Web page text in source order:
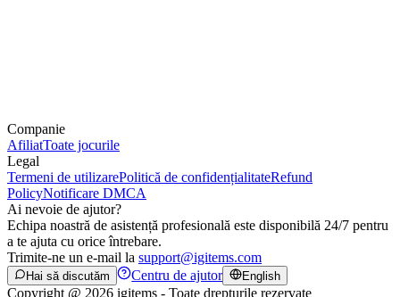
Companie
AfiliatToate jocurile
Legal
Termeni de utilizarePolitică de confidențialitateRefund
PolicyNotificare DMCA
Ai nevoie de ajutor?
Echipa noastră de asistență profesională este disponibilă 24/7 pentru
a te ajuta cu orice întrebare.
Trimite-ne un e-mail la support@igitems.com
Hai să discutăm Centru de ajutor English
Copyright @ 2026 igitems - Toate drepturile rezervate